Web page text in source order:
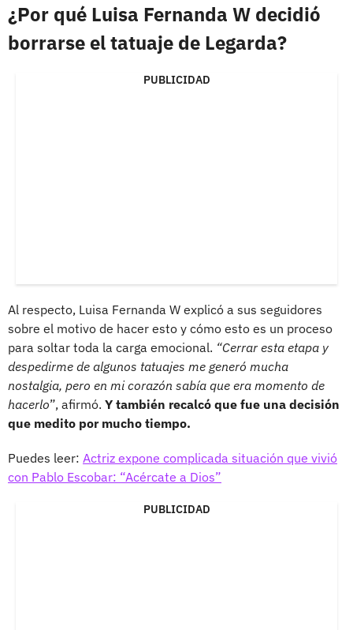
¿Por qué Luisa Fernanda W decidió
borrarse el tatuaje de Legarda?
PUBLICIDAD
Al respecto, Luisa Fernanda W explicó a sus seguidores
sobre el motivo de hacer esto y cómo esto es un proceso
para soltar toda la carga emocional. “Cerrar esta etapa y
despedirme de algunos tatuajes me generó mucha
nostalgia, pero en mi corazón sabía que era momento de
hacerlo”, afirmó. Y también recalcó que fue una decisión
que medito por mucho tiempo.
Puedes leer: Actriz expone complicada situación que vivió
con Pablo Escobar: “Acércate a Dios”
PUBLICIDAD